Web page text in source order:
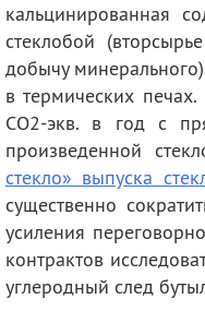
кальцинированная
стеклобой
добычу
в термических
СО2-экв. в год с
произведенной
стекло» выпуска
существенно
усиления
контрактов
углеродный след